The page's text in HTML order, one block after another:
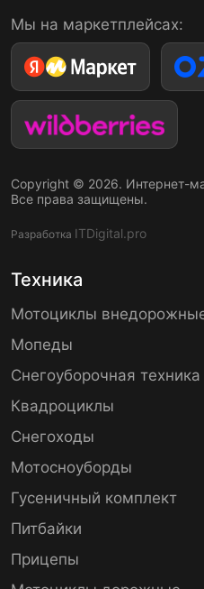
Мы на маркетплейсах:
Copyright © 2026. Интернет-
Все права защищены.
Разработка ITDigital.pro
Техника
Мотоциклы
Мопеды
Снегоуборочная
Квадроциклы
Снегоходы
Мотосноуборды
Гусеничный комплект
Питбайки
Прицепы